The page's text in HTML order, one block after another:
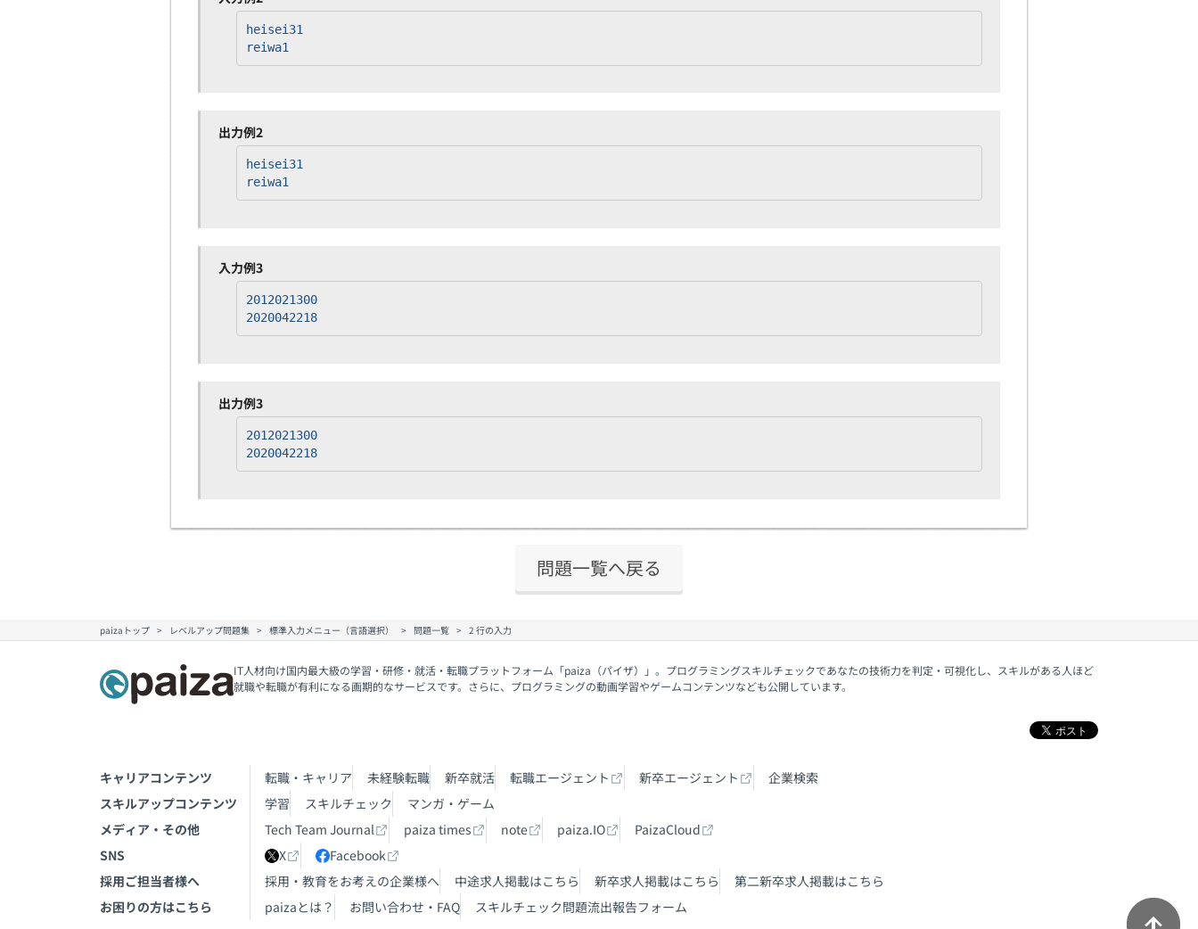
heisei31
reiwa1
出力例2
heisei31
reiwa1
入力例3
2012021300
2020042218
出力例3
2012021300
2020042218
問題一覧へ戻る
paizaトップ レベルアップ問題集 標準入力メニュー（言語選択） 問題一覧 2 行の入力
IT人材向け国内最大級の学習・研修・就活・転職プラットフォーム「paiza（パイザ）」。プログラミングスキルチェックであなたの技術力を判定・可視化し、スキルがある人ほど
就職や転職が有利になる画期的なサービスです。さらに、プログラミングの動画学習やゲームコンテンツなども公開しています。
キャリアコンテンツ 転職・キャリア 未経験転職 新卒就活 転職エージェント 新卒エージェント
企業検索
スキルアップコンテンツ
学習 スキルチェック
マンガ・ゲーム
メディア・その他
Tech Team Journal paiza times note paiza.IO
PaizaCloud
SNS
X
Facebook
採用ご担当者様へ
採用・教育をお考えの企業様へ 中途求人掲載はこちら 新卒求人掲載はこちら
第二新卒求人掲載はこちら
お困りの方はこちら
paizaとは？ お問い合わせ・FAQ スキルチェック問題流出報告フォーム